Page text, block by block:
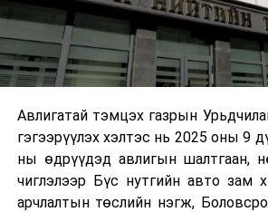
Авлигатай тэмцэх газрын
гэгээрүүлэх хэлтэс нь 2025 оны 9
ны өдрүүдэд авлигын шалтгаан,
чиглэлээр Бүс нутгийн авто зам
арчлалтын төслийн нэгж,